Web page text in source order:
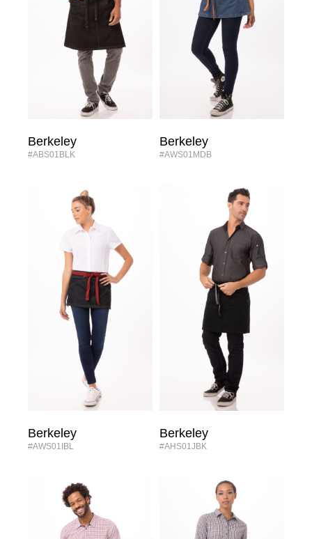
Berkeley
#ABS01BLK
Berkeley
#AWS01MDB
Berkeley
#AWS01IBL
Berkeley
#AHS01JBK